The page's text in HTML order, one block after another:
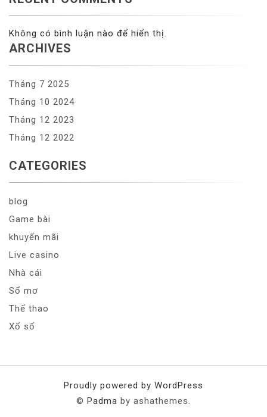
Không có bình luận nào để hiển thị.
ARCHIVES
Tháng 7 2025
Tháng 10 2024
Tháng 12 2023
Tháng 12 2022
CATEGORIES
blog
Game bài
khuyến mãi
Live casino
Nhà cái
Sổ mơ
Thể thao
Xổ số
Proudly powered by WordPress
© Padma by ashathemes.